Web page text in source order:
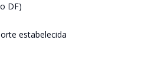
DF)
estabelecida